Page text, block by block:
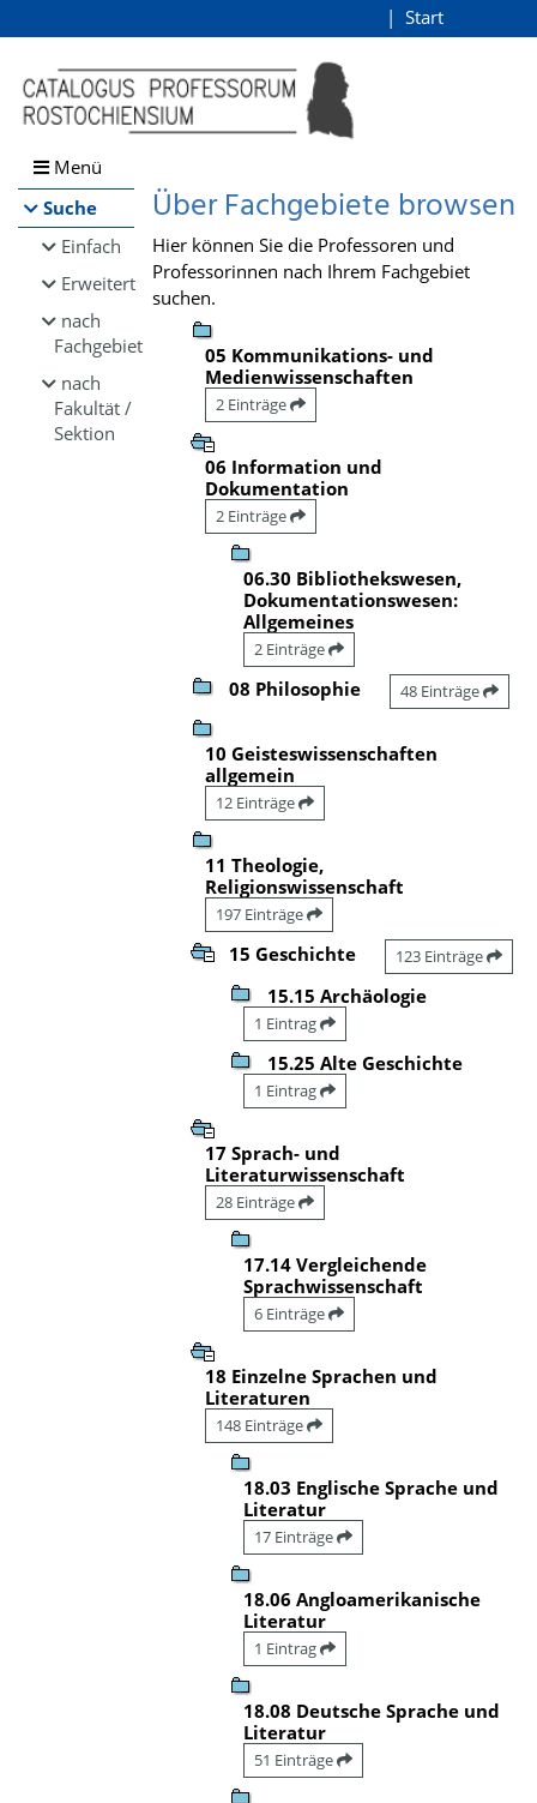
Browsen
direkt zum Inhalt
Start
Menü
Suche
Einfach
Erweitert
nach
Fachgebiet
nach
Fakultät /
Sektion
Über Fachgebiete browsen
Hier können Sie die Professoren und
Professorinnen nach Ihrem Fachgebiet
suchen.
05 Kommunikations- und
Medienwissenschaften
2 Einträge
06 Information und
Dokumentation
2 Einträge
06.30 Bibliothekswesen,
Dokumentationswesen:
Allgemeines
2 Einträge
08 Philosophie 48 Einträge
10 Geisteswissenschaften
allgemein
12 Einträge
11 Theologie,
Religionswissenschaft
197 Einträge
15 Geschichte 123 Einträge
15.15 Archäologie
1 Eintrag
15.25 Alte Geschichte
1 Eintrag
17 Sprach- und
Literaturwissenschaft
28 Einträge
17.14 Vergleichende
Sprachwissenschaft
6 Einträge
18 Einzelne Sprachen und
Literaturen
148 Einträge
18.03 Englische Sprache und
Literatur
17 Einträge
18.06 Angloamerikanische
Literatur
1 Eintrag
18.08 Deutsche Sprache und
Literatur
51 Einträge